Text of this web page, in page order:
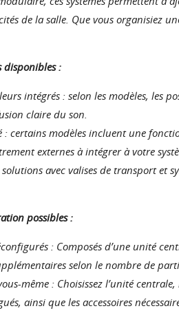
de la salle. Que vous organisiez
disponibles :
intégrés : selon les modèles, les
claire du son.
: certains modèles incluent une
externes à intégrer à votre
avec valises de transport et
possibles :
: Composés d’une unité
selon le nombre de
même : Choisissez l’unité
ainsi que les accessoires